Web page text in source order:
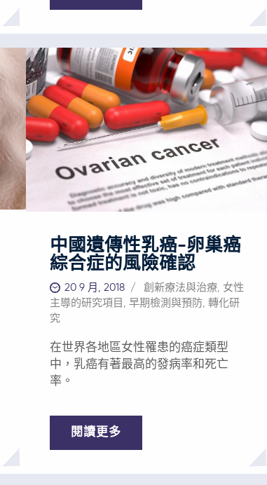
洲癌症研究基金會，助力科學家研究
安全有效的新療法，為癌症患者提供
更多治療選擇。您的支持，是在澆灌
一個美好願景：提高亞洲及世界各地
癌症患者對當前及未來治療的耐受
性，拯救他們的生命。 對本基金會的
支持是實現這一目標的最佳方式。您
的每一份捐贈都是在拯救生命。
在2021年底之前啟動上述兩項研究。
由於70%至85%的患者對免疫療法鮮有
反應，除了單獨使用的標準療法外，
Privo還計劃將其產品與免疫療法結合
起來，改善免疫療法的效果。 未滿足
的醫療需求 Privo的首發治療技術能夠
解決以下多種尚未滿足的醫療需求問
題。不過，根據主要意見領袖的建議
和概念證明，Privo已經開展了數項口
腔鱗狀細胞癌或口腔癌研究。 口腔癌
受醫學界忽視，但其在世界上最常見
及最致命的癌症中位列第六，平均每
小時就奪走1個美國人的性命。根據美
國口腔癌基金會的數據，2020年，約
5萬名美國人確診為口腔癌和口咽癌，
導致9700人死亡；且由於口腔人乳頭
瘤病毒（HPV）的感染率持續上升，
口腔癌患病人數在各類人群中均在增
加。根據美國國家癌症研究所的「癌
患者佔新增確診病例的81%。口腔癌的
此帶來的疤痕、嚴重不適、生活質量
中國遺傳性乳癌-卵巢癌
綜合症的風險確認
20 9 月, 2018 創新療法與治療, 女性
主導的研究項目 , 早期檢測與預防, 轉化研
究
在世界各地區女性罹患的癌症類型
中，乳癌有著最高的發病率和死亡
率。
閱讀更多